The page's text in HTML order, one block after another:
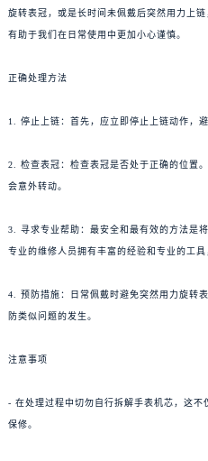
旋转表冠，或是长时间未佩戴后突然用力上
有助于我们在日常使用中更加小心谨慎。
正确处理方法
1. 停止上链：首先，应立即停止上链动作，
2. 检查表冠：检查表冠是否处于正确的位置
会意外转动。
3. 寻求专业帮助：最安全和最有效的方法是
专业的维修人员拥有丰富的经验和专业的工
4. 预防措施：日常佩戴时避免突然用力旋转
防类似问题的发生。
注意事项
- 在处理过程中切勿自行拆解手表机芯，这
保修。